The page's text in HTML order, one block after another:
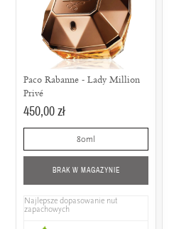
Paco Rabanne - Lady Million
Privé
450,00 zł
80ml
BRAK W MAGAZYNIE
Najlepsze dopasowanie nut
zapachowych